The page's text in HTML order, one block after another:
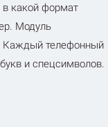
в какой формат
Модуль
Каждый телефонный
и спецсимволов.